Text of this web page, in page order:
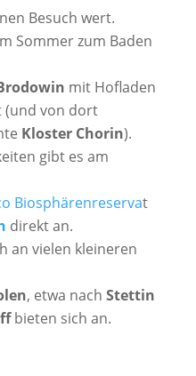
Besuch wert.
Sommer zum Baden
mit Hofladen
(und von dort
Kloster Chorin).
gibt es am
Biosphärenreservat
direkt an.
an vielen kleineren
, etwa nach Stettin
bieten sich an.